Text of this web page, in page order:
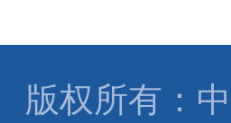
版权所有：